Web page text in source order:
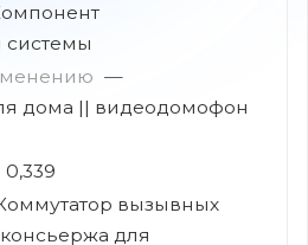
системы
—
дома || видеодомофон
0,339
вызывных
для